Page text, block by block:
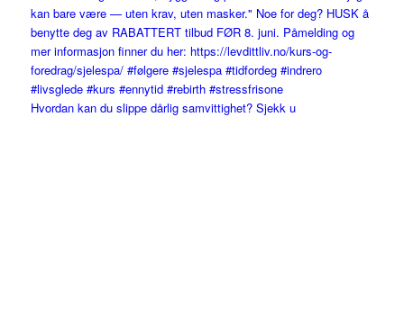
Hvordan kan du slippe dårlig samvittighet? Sjekk u